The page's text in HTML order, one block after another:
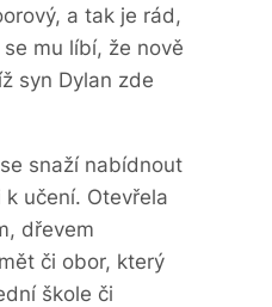
a tak je rád,
mu líbí, že nově
syn Dylan zde
snaží nabídnout
učení. Otevřela
dřevem
či obor, který
škole či